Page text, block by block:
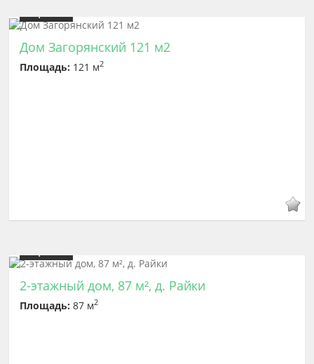
Дом Загорянский 121 м2
Площадь: 121 м2
2-этажный дом, 87 м², д. Райки
Площадь:87 м2